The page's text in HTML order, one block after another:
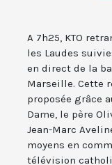
A 7h25, KTO
les Laudes
en direct de la
Marseille. Cette
proposée grâce
Dame, le père
Jean-Marc
moyens en
télévision